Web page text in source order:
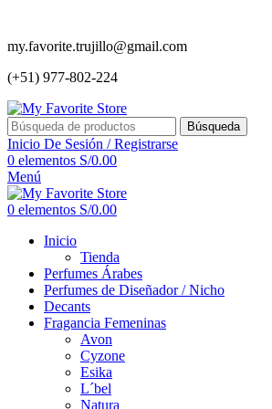
my.favorite.trujillo@gmail.com
(+51) 977-802-224
Búsqueda
Inicio De Sesión / Registrarse
0 elementos S/0.00
Menú
0 elementos S/0.00
Inicio
Tienda
Perfumes Árabes
Perfumes de Diseñador / Nicho
Decants
Fragancia Femeninas
Avon
Cyzone
Esika
L´bel
Natura